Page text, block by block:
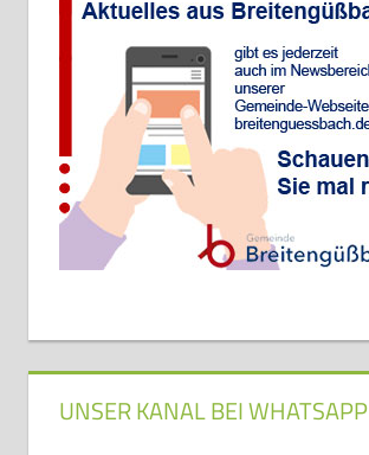
UNSER KANAL BEI WHATSAPP